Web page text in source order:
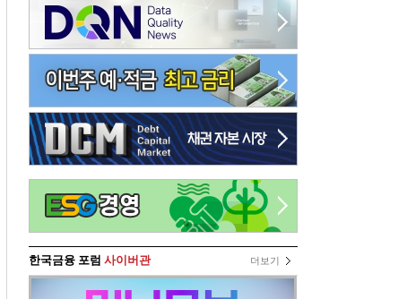
한국금융 포럼 사이버관 더보기